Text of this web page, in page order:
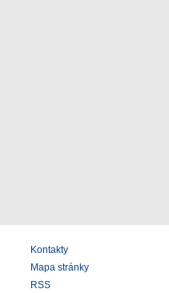
Kontakty
Mapa stránky
RSS